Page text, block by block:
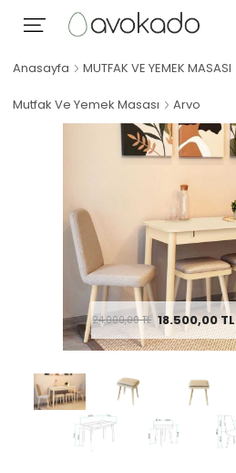
Anasayfa MUTFAK VE YEMEK MASASI
Mutfak Ve Yemek Masası Arvo
24.000,00TL 18.500,00TL